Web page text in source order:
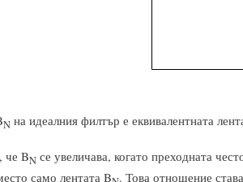
Nна идеалния филтър е еквивалентната
че BNсе увеличава, когато преходната
само лентата B . Това отношение